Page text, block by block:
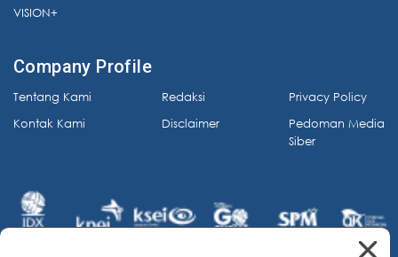
VISION+
Company Profile
Tentang Kami
Kontak Kami
Redaksi
Disclaimer
Privacy Policy
Pedoman Media
Siber